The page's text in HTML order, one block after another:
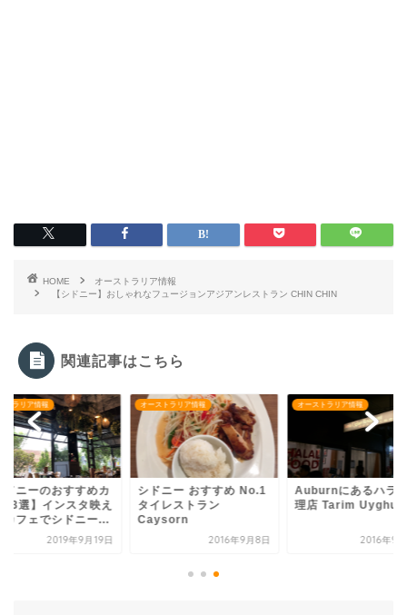
HOME
オーストラリア情報
【シドニー】おしゃれなフュージョンアジアンレストラン CHIN CHIN
関連記事はこちら
トラリア情報
ドニーのおすすめカ
13選】インスタ映え
カフェでシドニー...
2019年9月19日
オーストラリア情報
シドニー おすすめ No.1
タイレストラン
Caysorn
2016年9月8日
オーストラリア情報
Auburnにあるハラ
理店 Tarim Uyghur
2016年9